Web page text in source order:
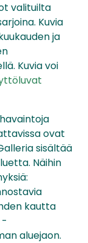
valituilta
Kuvia
ja
Kuvia voi
ovat
sisältää
Näihin
kautta
-
aluejaon.